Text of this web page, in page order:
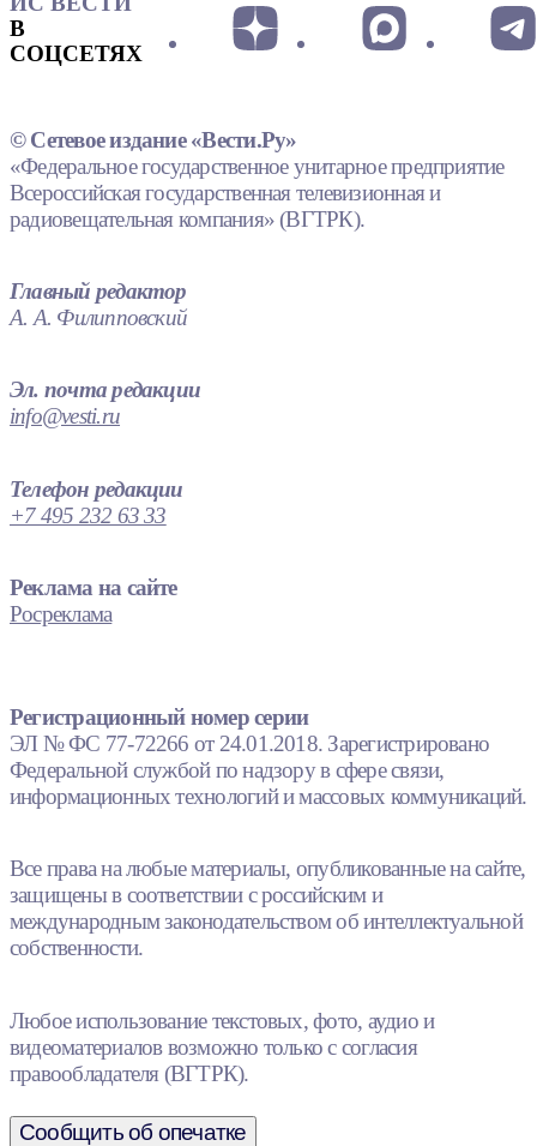
В
СОЦСЕТЯХ
© Сетевое издание «Вести.Ру»
«Федеральное государственное унитарное предприятие
Всероссийская государственная телевизионная и
радиовещательная компания» (ВГТРК).
Главный редактор
А. А. Филипповский
Эл. почта редакции
info@vesti.ru
Телефон редакции
+7 495 232 63 33
Реклама на сайте
Росреклама
Регистрационный номер серии
ЭЛ № ФС 77-72266 от 24.01.2018. Зарегистрировано
Федеральной службой по надзору в сфере связи,
информационных технологий и массовых коммуникаций.
Все права на любые материалы, опубликованные на сайте,
защищены в соответствии с российским и
международным законодательством об интеллектуальной
собственности.
Любое использование текстовых, фото, аудио и
видеоматериалов возможно только с согласия
правообладателя (ВГТРК).
Сообщить об опечатке